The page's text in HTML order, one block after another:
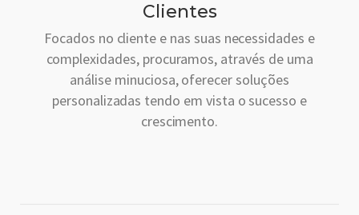
Clientes
Focados no cliente e nas suas necessidades e
complexidades, procuramos, através de uma
análise minuciosa, oferecer soluções
personalizadas tendo em vista o sucesso e
crescimento.